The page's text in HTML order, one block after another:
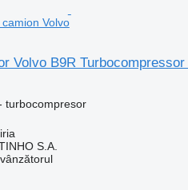
Volvo
Volvo B9R
turbocompresor
S.A.